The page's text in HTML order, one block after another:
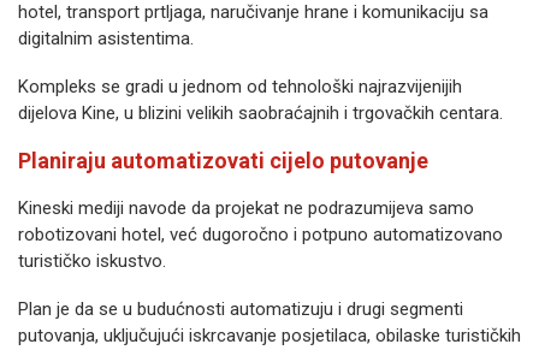
hotel, transport prtljaga, naručivanje hrane i komunikaciju sa
digitalnim asistentima.
Kompleks se gradi u jednom od tehnološki najrazvijenijih
dijelova Kine, u blizini velikih saobraćajnih i trgovačkih centara.
Planiraju automatizovati cijelo putovanje
Kineski mediji navode da projekat ne podrazumijeva samo
robotizovani hotel, već dugoročno i potpuno automatizovano
turističko iskustvo.
Plan je da se u budućnosti automatizuju i drugi segmenti
putovanja, uključujući iskrcavanje posjetilaca, obilaske turističkih